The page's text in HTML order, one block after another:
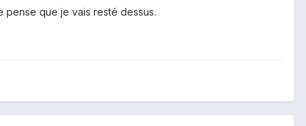
pense que je vais resté dessus.